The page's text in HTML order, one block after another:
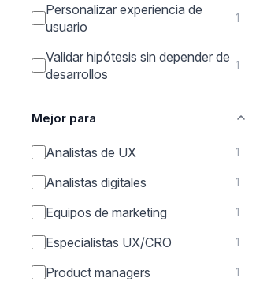
Personalizar experiencia de
usuario
1
Validar hipótesis sin depender de
desarrollos
1
Mejor para
Analistas de UX 1
Analistas digitales 1
Equipos de marketing 1
Especialistas UX/CRO 1
Product managers 1